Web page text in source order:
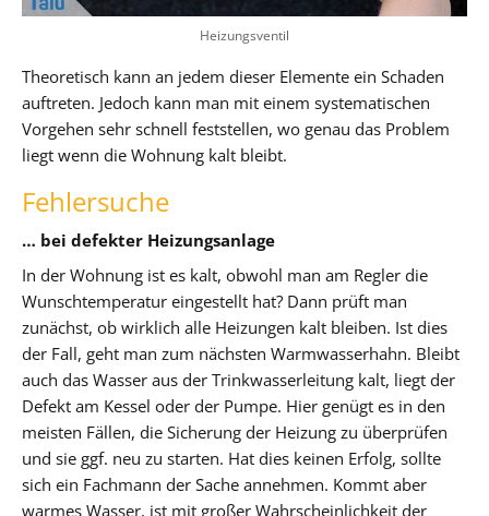
Heizungsventil
Theoretisch kann an jedem dieser Elemente ein Schaden
auftreten. Jedoch kann man mit einem systematischen
Vorgehen sehr schnell feststellen, wo genau das Problem
liegt wenn die Wohnung kalt bleibt.
Fehlersuche
… bei defekter Heizungsanlage
In der Wohnung ist es kalt, obwohl man am Regler die
Wunschtemperatur eingestellt hat? Dann prüft man
zunächst, ob wirklich alle Heizungen kalt bleiben. Ist dies
der Fall, geht man zum nächsten Warmwasserhahn. Bleibt
auch das Wasser aus der Trinkwasserleitung kalt, liegt der
Defekt am Kessel oder der Pumpe. Hier genügt es in den
meisten Fällen, die Sicherung der Heizung zu überprüfen
und sie ggf. neu zu starten. Hat dies keinen Erfolg, sollte
sich ein Fachmann der Sache annehmen. Kommt aber
warmes Wasser, ist mit großer Wahrscheinlichkeit der